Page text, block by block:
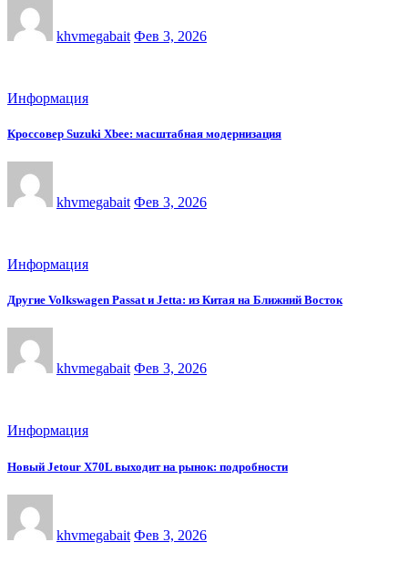
khvmegabait Фев 3, 2026
Информация
Кроссовер Suzuki Xbee: масштабная модернизация
khvmegabait Фев 3, 2026
Информация
Другие Volkswagen Passat и Jetta: из Китая на Ближний Восток
khvmegabait Фев 3, 2026
Информация
Новый Jetour X70L выходит на рынок: подробности
khvmegabait Фев 3, 2026